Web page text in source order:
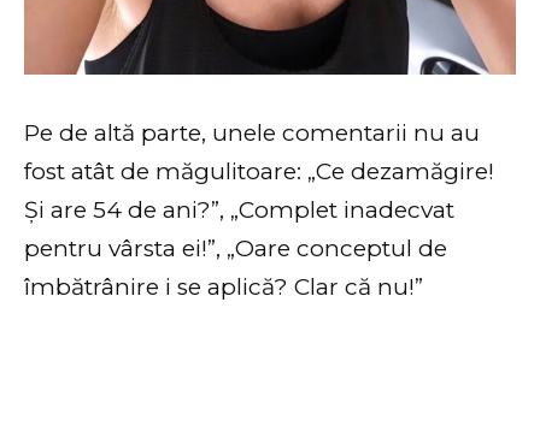
Pe de altă parte, unele comentarii nu au
fost atât de măgulitoare: „Ce dezamăgire!
Și are 54 de ani?”, „Complet inadecvat
pentru vârsta ei!”, „Oare conceptul de
îmbătrânire i se aplică? Clar că nu!”